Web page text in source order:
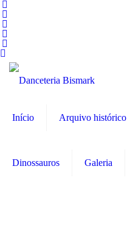
Início Arquivo histórico
Dinossauros Galeria